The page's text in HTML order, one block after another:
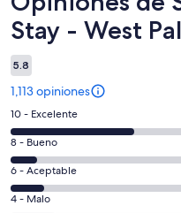
Stay - West
5.8
1,113 opiniones
Puntuación
de
10,
es
decir,
Excelente.
10 - Excelente
Puntuación
de
8,
es
8 - Bueno
Puntuación
de
6,
6 - Aceptable
Puntuación
4 - Malo